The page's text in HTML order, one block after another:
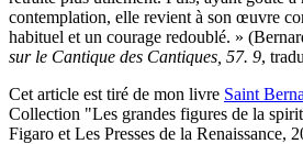
contemplation, elle revient à son œuvre
habituel et un courage redoublé. »
sur le Cantique des Cantiques, 57. 9,
Cet article est tiré de mon livre Saint
Collection "Les grandes figures de la
Figaro et Les Presses de la Renaissance,